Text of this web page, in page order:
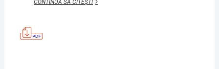
CONTINUĂ SĂ CITEȘTI